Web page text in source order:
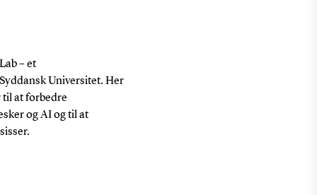
– et
Universitet. Her
til at forbedre
og AI og til at